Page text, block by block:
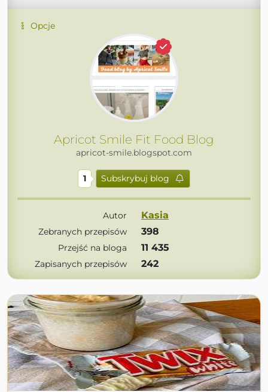
Opcje
Apricot Smile Fit Food Blog
apricot-smile.blogspot.com
1 Subskrybuj blog
Autor Kasia
Zebranych przepisów 398
Przejść na bloga 11 435
Zapisanych przepisów 242